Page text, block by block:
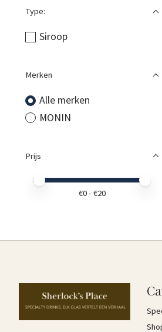
Type:
Siroop
Merken
Alle merken
MONIN
Prijs
Minimale prijswaarde
Price maximum value
€0- €20